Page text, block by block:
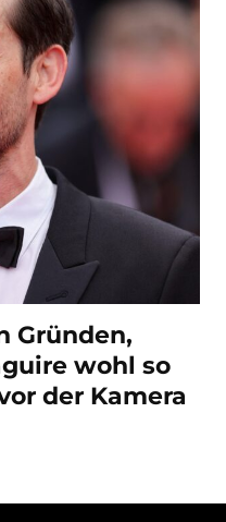
Gründen,
wohl so
der Kamera